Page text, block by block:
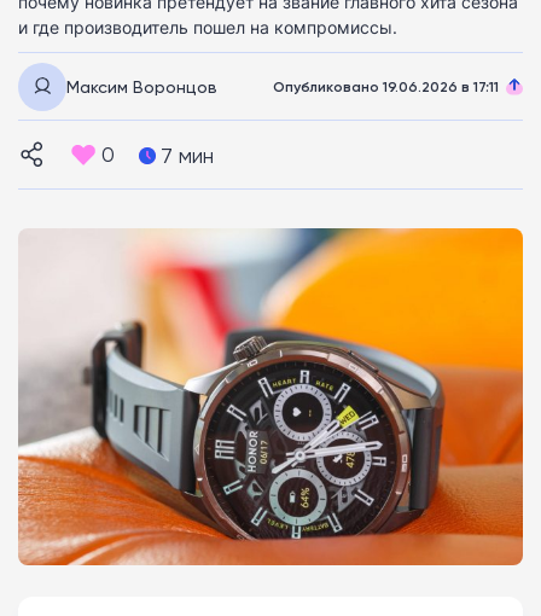
и где производитель пошел на компромиссы.
Максим Воронцов Опубликовано 19.06.2026 в 17:11
0 7 мин